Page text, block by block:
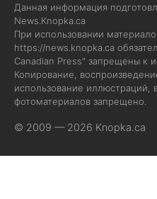
Данная информация
News.Knopka.ca
При использовании
https://news.knopka.ca
Canadian Press" запрещены к
Копирование,
использование иллюстраций,
фотоматериалов запрещено.
© 2009 — 2026 Knopka.ca